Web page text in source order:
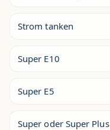
Strom tanken
Super E10
Super E5
Super oder Super Plus